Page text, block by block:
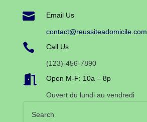
 Email Us
contact@reussiteadomicile.com
 Call Us
(123)-456-7890
 Open M-F: 10a – 8p
Ouvert du lundi au vendredi